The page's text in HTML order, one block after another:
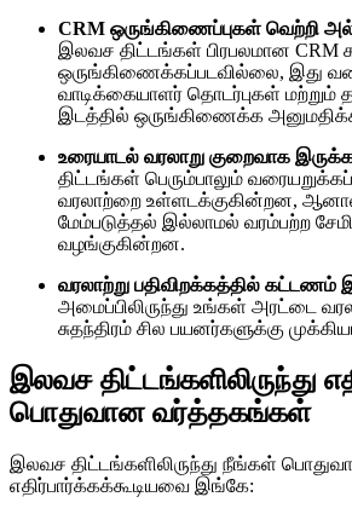
CRM ஒருங்கிணைப்புகள் வெற்றி
இலவச திட்டங்கள் பிரபலமான CRM
ஒருங்கிணைக்கப்படவில்லை, இது
வாடிக்கையாளர் தொடர்புகள் மற்றும்
இடத்தில் ஒருங்கிணைக்க
உரையாடல் வரலாறு குறைவாக
திட்டங்கள் பெரும்பாலும்
வரலாற்றை உள்ளடக்குகின்றன, ஆனால்
மேம்படுத்தல் இல்லாமல் வரம்பற்ற
வழங்குகின்றன.
வரலாற்று பதிவிறக்கத்தில் கட்டணம்
அமைப்பிலிருந்து உங்கள் அரட்டை
சுதந்திரம் சில பயனர்களுக்கு
இலவச திட்டங்களிலிருந்து
பொதுவான வர்த்தகங்கள்
இலவச திட்டங்களிலிருந்து நீங்கள்
எதிர்பார்க்கக்கூடியவை இங்கே: